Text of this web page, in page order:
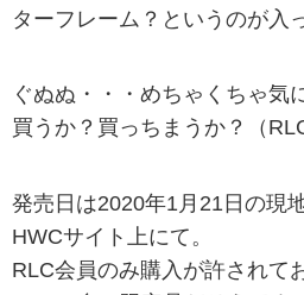
ターフレーム？というのが入
ぐぬぬ・・・めちゃくちゃ気
買うか？買っちまうか？（
発売日は2020年1月21日の現
HWCサイト上にて。
RLC会員のみ購入が許されて